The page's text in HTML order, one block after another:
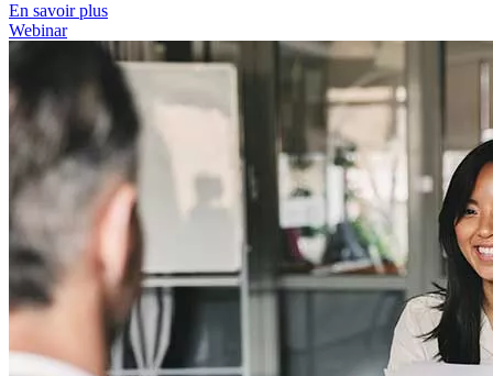
En savoir plus
Webinar